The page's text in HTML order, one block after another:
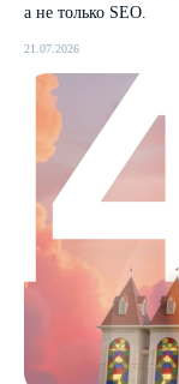
а не только SEO.
21.07.2026